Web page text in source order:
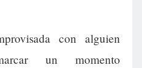
con alguien
un momento